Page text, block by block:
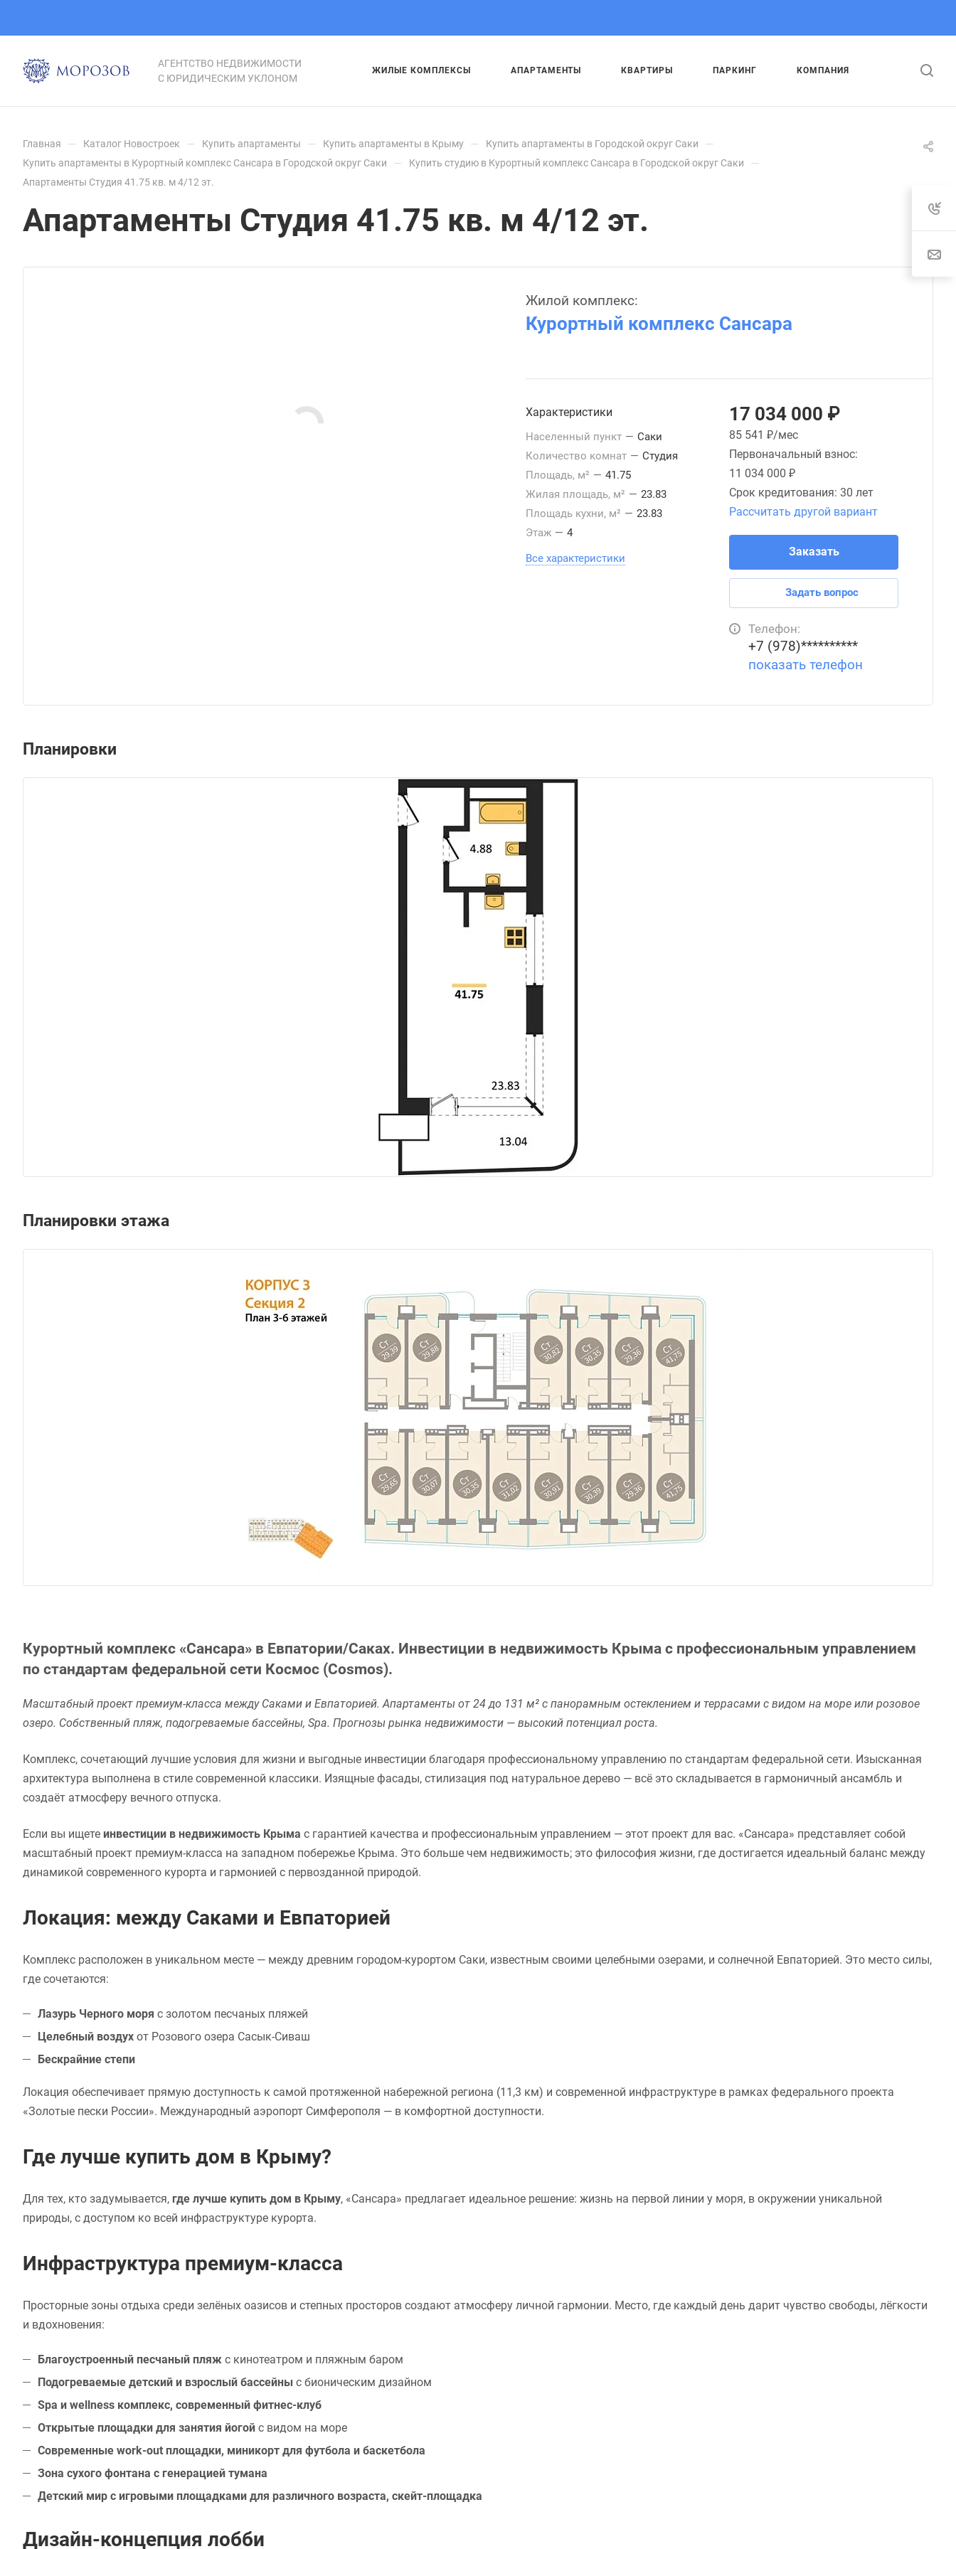
АГЕНТСТВО НЕДВИЖИМОСТИ
С ЮРИДИЧЕСКИМ УКЛОНОМ
ЖИЛЫЕ КОМПЛЕКСЫ АПАРТАМЕНТЫ КВАРТИРЫ ПАРКИНГ КОМПАНИЯ
Главная — Каталог Новостроек — Купить апартаменты — Купить апартаменты в Крыму — Купить апартаменты в Городской округ Саки —
Купить апартаменты в Курортный комплекс Сансара в Городской округ Саки — Купить студию в Курортный комплекс Сансара в Городской округ Саки —
Апартаменты Студия 41.75 кв. м 4/12 эт.
Апартаменты Студия 41.75 кв. м 4/12 эт.
Жилой комплекс:
Курортный комплекс Сансара
Характеристики
Населенный пункт — Саки
Количество комнат — Студия
Площадь, м² — 41.75
Жилая площадь, м² — 23.83
Площадь кухни, м² — 23.83
Этаж — 4
Все характеристики
17 034 000 ₽
85 541 ₽/мес
Первоначальный взнос:
11 034 000 ₽
Срок кредитования: 30 лет
Рассчитать другой вариант
Заказать
Задать вопрос
Телефон:
+7 (978)**********
показать телефон
Планировки
Планировки этажа
Курортный комплекс «Сансара» в Евпатории/Саках. Инвестиции в недвижимость Крыма с профессиональным управлением
по стандартам федеральной сети Космос (Cosmos).
Масштабный проект премиум-класса между Саками и Евпаторией. Апартаменты от 24 до 131 м² с панорамным остеклением и террасами с видом на море или розовое
озеро. Собственный пляж, подогреваемые бассейны, Spa. Прогнозы рынка недвижимости — высокий потенциал роста.
Комплекс, сочетающий лучшие условия для жизни и выгодные инвестиции благодаря профессиональному управлению по стандартам федеральной сети. Изысканная
архитектура выполнена в стиле современной классики. Изящные фасады, стилизация под натуральное дерево — всё это складывается в гармоничный ансамбль и
создаёт атмосферу вечного отпуска.
Если вы ищете инвестиции в недвижимость Крыма с гарантией качества и профессиональным управлением — этот проект для вас. «Сансара» представляет собой
масштабный проект премиум-класса на западном побережье Крыма. Это больше чем недвижимость; это философия жизни, где достигается идеальный баланс между
динамикой современного курорта и гармонией с первозданной природой.
Локация: между Саками и Евпаторией
Комплекс расположен в уникальном месте — между древним городом-курортом Саки, известным своими целебными озерами, и солнечной Евпаторией. Это место силы,
где сочетаются:
Лазурь Черного моря с золотом песчаных пляжей
Целебный воздух от Розового озера Сасык-Сиваш
Бескрайние степи
Локация обеспечивает прямую доступность к самой протяженной набережной региона (11,3 км) и современной инфраструктуре в рамках федерального проекта
«Золотые пески России». Международный аэропорт Симферополя — в комфортной доступности.
Где лучше купить дом в Крыму?
Для тех, кто задумывается, где лучше купить дом в Крыму, «Сансара» предлагает идеальное решение: жизнь на первой линии у моря, в окружении уникальной
природы, с доступом ко всей инфраструктуре курорта.
Инфраструктура премиум-класса
Просторные зоны отдыха среди зелёных оазисов и степных просторов создают атмосферу личной гармонии. Место, где каждый день дарит чувство свободы, лёгкости
и вдохновения:
Благоустроенный песчаный пляж с кинотеатром и пляжным баром
Подогреваемые детский и взрослый бассейны с бионическим дизайном
Spa и wellness комплекс, современный фитнес-клуб
Открытые площадки для занятия йогой с видом на море
Современные work-out площадки, миникорт для футбола и баскетбола
Зона сухого фонтана с генерацией тумана
Детский мир с игровыми площадками для различного возраста, скейт-площадка
Дизайн-концепция лобби